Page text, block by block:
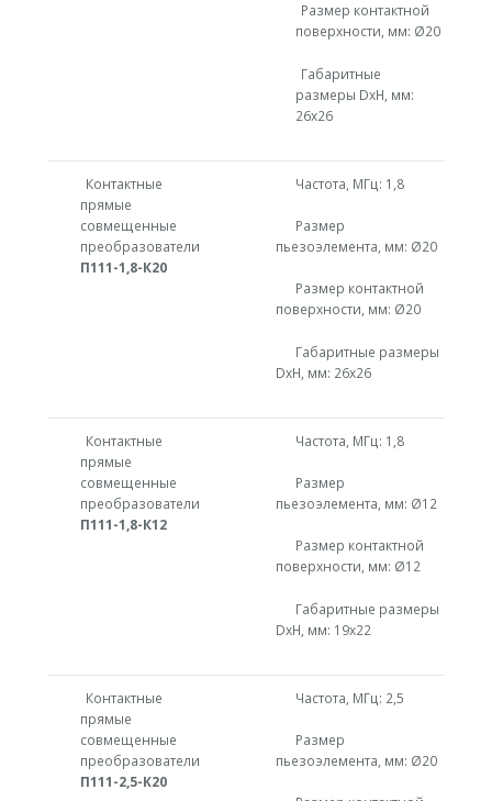
Размер контактной
поверхности, мм: Ø20
Габаритные
размеры DxH, мм:
26х26
Контактные
прямые
совмещенные
преобразователи
П111-1,8-К20
Частота, МГц: 1,8
Размер
пьезоэлемента, мм: Ø20
Размер контактной
поверхности, мм: Ø20
Габаритные размеры
DxH, мм: 26х26
Контактные
прямые
совмещенные
преобразователи
П111-1,8-К12
Частота, МГц: 1,8
Размер
пьезоэлемента, мм: Ø12
Размер контактной
поверхности, мм: Ø12
Габаритные размеры
DxH, мм: 19х22
Контактные
прямые
совмещенные
преобразователи
П111-2,5-К20
Частота, МГц: 2,5
Размер
пьезоэлемента, мм: Ø20